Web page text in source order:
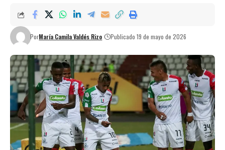
PorMaría Camila Valdés Rizo Publicado 19 de mayo de 2026